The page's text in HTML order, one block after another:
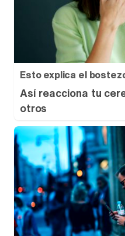
Esto explica el
Así reacciona tu
otros